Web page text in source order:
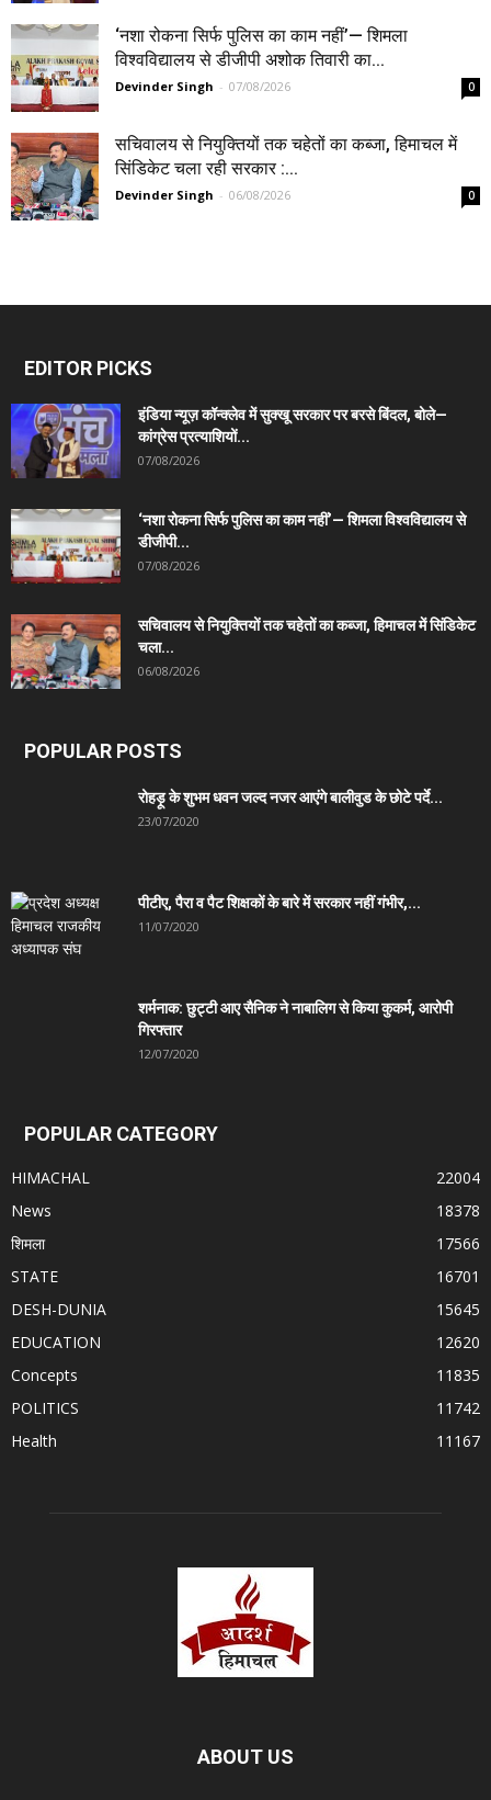
‘नशा रोकना सिर्फ पुलिस का काम नहीं’— शिमला
विश्वविद्यालय से डीजीपी अशोक तिवारी का...
Devinder Singh - 07/08/2026 0
सचिवालय से नियुक्तियों तक चहेतों का कब्जा, हिमाचल में
सिंडिकेट चला रही सरकार :...
Devinder Singh - 06/08/2026 0
EDITOR PICKS
इंडिया न्यूज़ कॉन्क्लेव में सुक्खू सरकार पर बरसे बिंदल, बोले—
कांग्रेस प्रत्याशियों...
07/08/2026
‘नशा रोकना सिर्फ पुलिस का काम नहीं’— शिमला विश्वविद्यालय से
डीजीपी...
07/08/2026
सचिवालय से नियुक्तियों तक चहेतों का कब्जा, हिमाचल में सिंडिकेट
चला...
06/08/2026
POPULAR POSTS
रोहड़ू के शुभम धवन जल्द नजर आएंगे बालीवुड के छोटे पर्दे...
23/07/2020
पीटीए, पैरा व पैट शिक्षकों के बारे में सरकार नहीं गंभीर,...
11/07/2020
शर्मनाक: छुट्टी आए सैनिक ने नाबालिग से किया कुकर्म, आरोपी
गिरफ्तार
12/07/2020
POPULAR CATEGORY
HIMACHAL
22004
News
18378
शिमला
17566
STATE
16701
DESH-DUNIA
15645
EDUCATION
12620
Concepts
11835
POLITICS
11742
Health
11167
ABOUT US